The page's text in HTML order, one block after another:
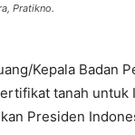
Pratikno.
Kepala Badan
tanah untuk
Presiden